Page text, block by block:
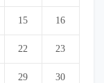
15 16
22 23
29 30